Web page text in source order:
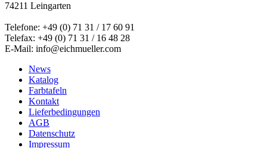
74211 Leingarten
Telefone: +49 (0) 71 31 / 17 60 91
Telefax: +49 (0) 71 31 / 16 48 28
E-Mail: info@eichmueller.com
News
Katalog
Farbtafeln
Kontakt
Lieferbedingungen
AGB
Datenschutz
Impressum